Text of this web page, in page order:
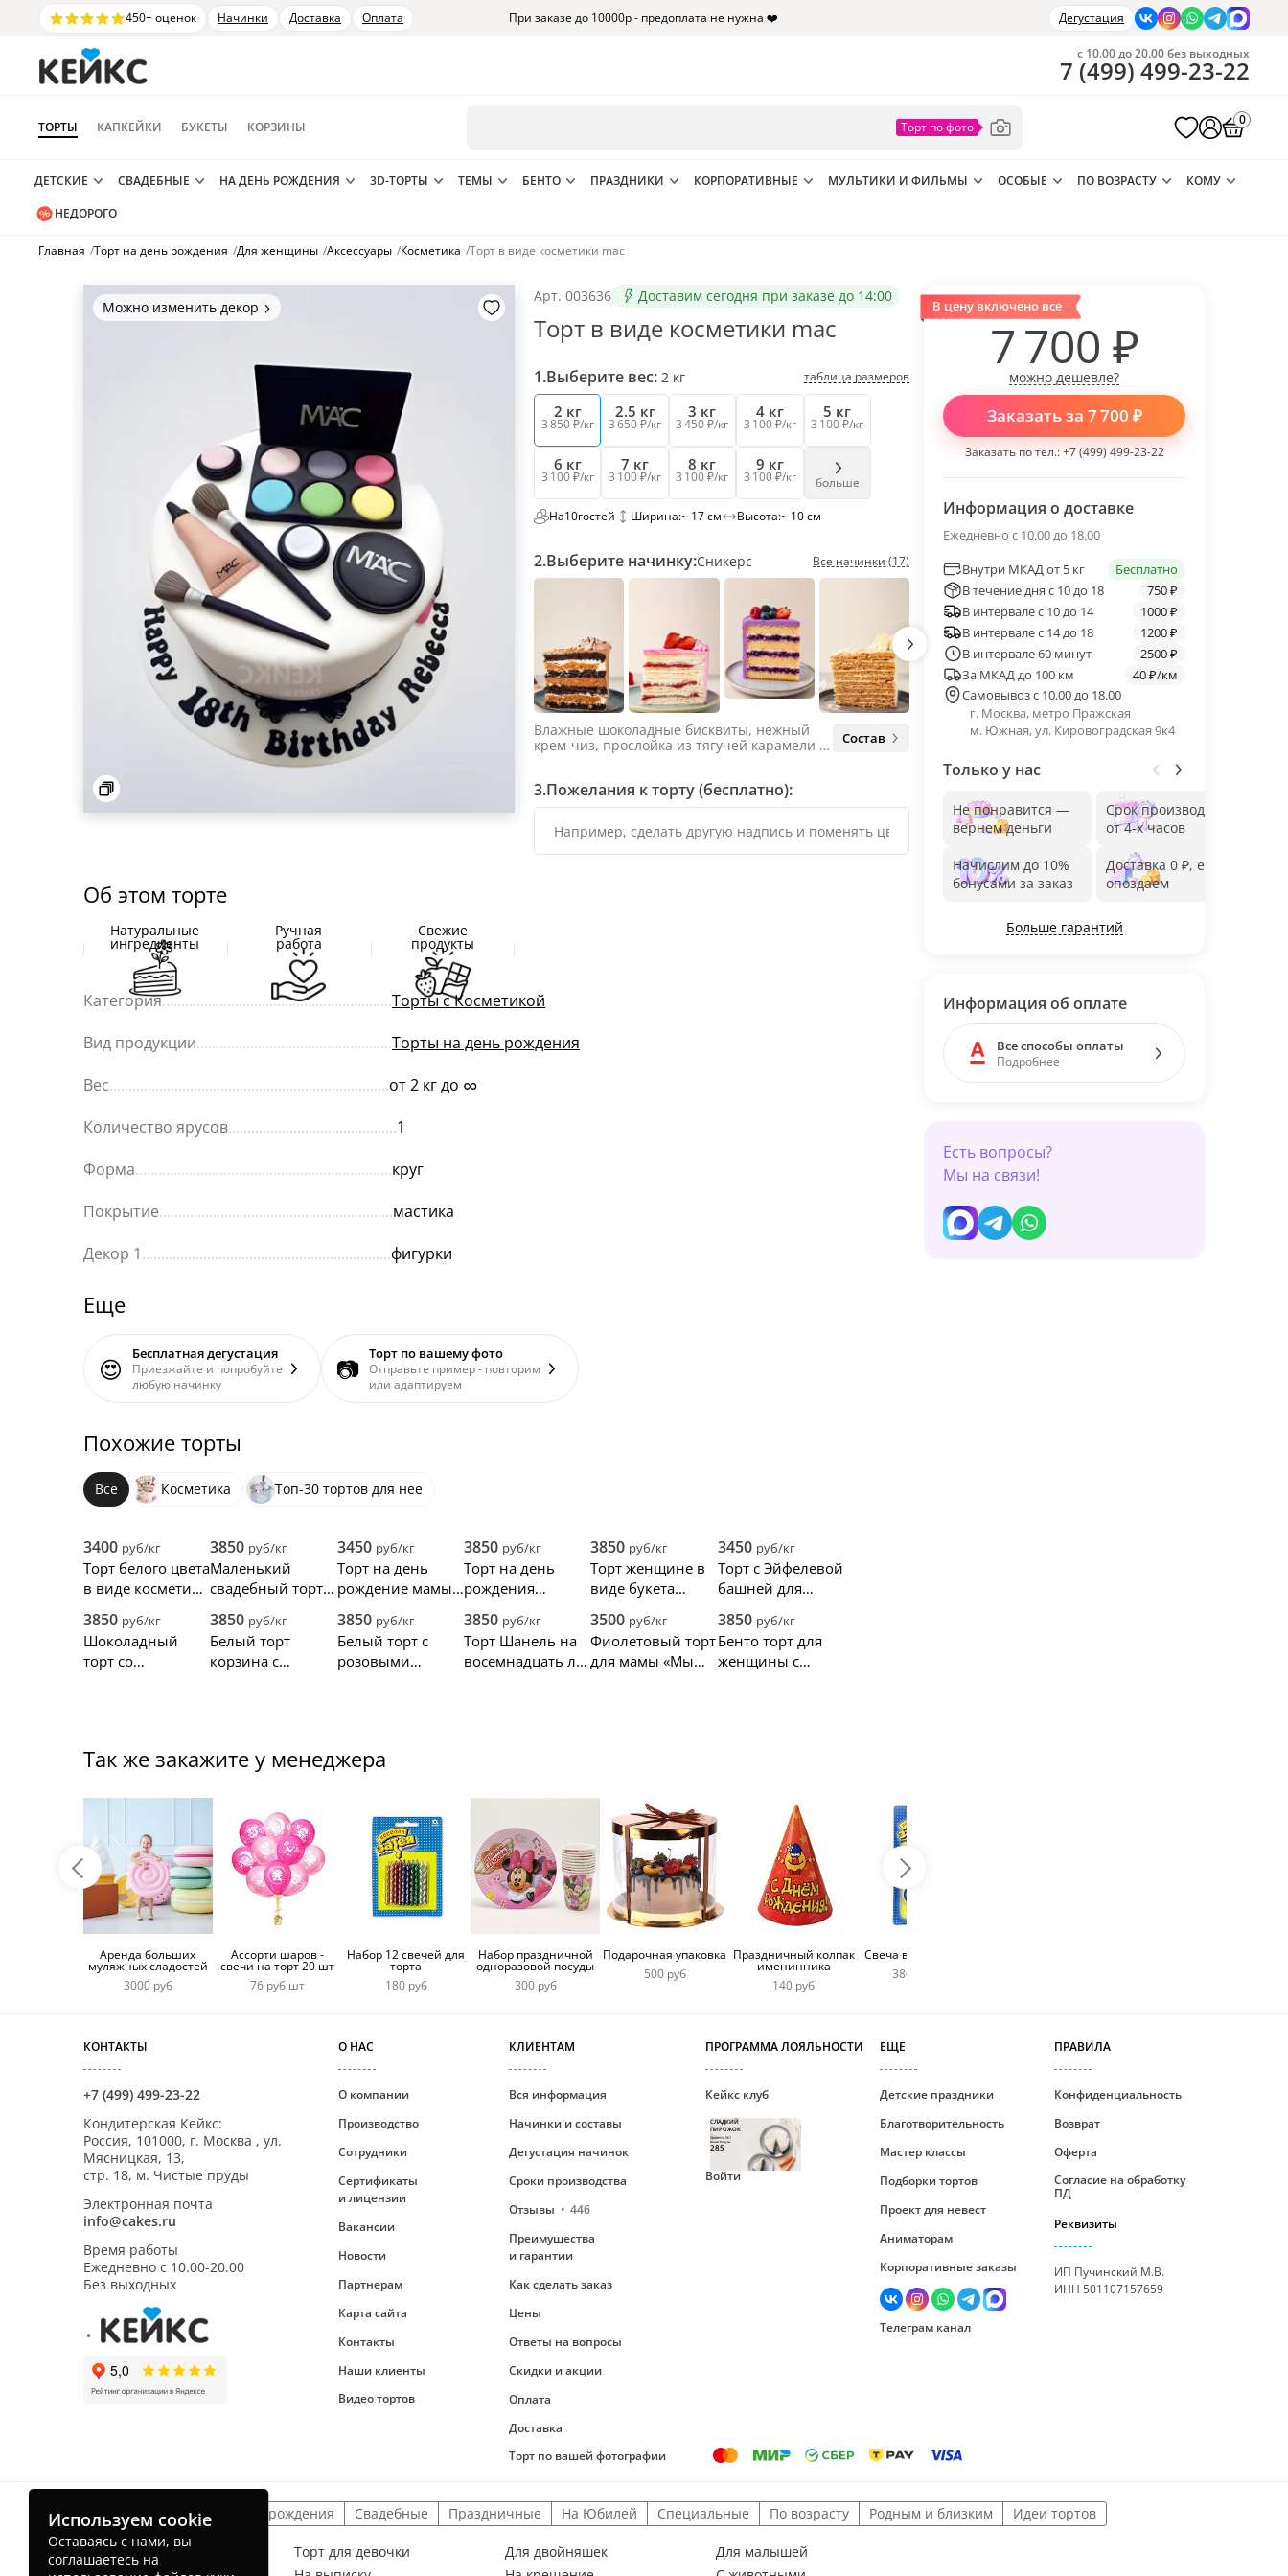
450+ оценок Начинки Доставка Оплата При заказе до 10000р - предоплата не нужна ❤️ Дегустация
ТОРТЫ КАПКЕЙКИ БУКЕТЫ КОРЗИНЫ
с 10.00 до 20.00 без выходных
7 (499) 499-23-22
0
ДЕТСКИЕ СВАДЕБНЫЕ НА ДЕНЬ РОЖДЕНИЯ 3D-ТОРТЫ ТЕМЫ БЕНТО ПРАЗДНИКИ КОРПОРАТИВНЫЕ МУЛЬТИКИ И ФИЛЬМЫ ОСОБЫЕ ПО ВОЗРАСТУ
КОМУ
НЕДОРОГО
Главная /Торт на день рождения /Для женщины /Аксессуары /Косметика /Торт в виде косметики mac
Можно изменить декор
Цвет покрытия, надписи,
Арт. 003636 Доставим сегодня при заказе до 14:00
Торт в виде косметики mac
1.Выберите вес: 2 кг таблица размеров
2 кг
3 850 ₽/кг
2.5 кг
3 650 ₽/кг
3 кг
3 450 ₽/кг
4 кг
3 100 ₽/кг
5 кг
3 100 ₽/кг
6 кг
3 100 ₽/кг
7 кг
3 100 ₽/кг
8 кг
3 100 ₽/кг
9 кг
3 100 ₽/кг больше
На10гостей Ширина:~ 17 см Высота:~ 10 см
2.Выберите начинку:Сникерс Все начинки (17)
Влажные шоколадные бисквиты, нежный
крем-чиз, прослойка из тягучей карамели и
карамели, не оставляя ни единого шанса
Состав
3.Пожелания к торту (бесплатно):
В цену включено все
7 700 ₽
можно дешевле?
Заказать за 7 700 ₽
Заказать по тел.:+7 (499) 499-23-22
Информация о доставке
Ежедневно с 10.00 до 18.00
Внутри МКАД от 5 кг
Бесплатно
В течение дня с 10 до 18
750 ₽
В интервале с 10 до 14
1000 ₽
В интервале с 14 до 18
1200 ₽
В интервале 60 минут
2500 ₽
За МКАД до 100 км
40 ₽/км
Самовывоз с 10.00 до 18.00
г. Москва, метро Пражская
м. Южная, ул. Кировоградская 9к4
Только у нас
Не понравится —
вернем деньги
Начислим до 10%
бонусами за заказ
Срок производства
от 4-х часов
Доставка 0 ₽, если
опоздаем
Больше гарантий
Информация об оплате
Все способы оплаты
Подробнее
Есть вопросы?
Мы на связи!
Об этом торте
Натуральные
ингредиенты
Ручная
работа
Свежие
продукты
Категория............................................................Торты с Косметикой
Вид продукции...................................................Торты на день рождения
Вес.........................................................................от 2 кг до ∞
Количество ярусов............................................1
Форма...................................................................круг
Покрытие.............................................................мастика
Декор 1.................................................................фигурки
Еще
😍 Бесплатная дегустация
Приезжайте и попробуйте
любую начинку
📷 Торт по вашему фото
Отправьте пример - повторим
или адаптируем
Похожие торты
Все Косметика Топ-30 тортов для нее
3400 руб/кг
Торт белого цвета
в виде косметики
3850 руб/кг
Маленький
свадебный торт с
и букетом цветов
3450 руб/кг
Торт на день
рождение мамы с
надписью
«Паспорт врёт
маме 18»
3850 руб/кг
Торт на день
рождения
косметикой
3850 руб/кг
Торт женщине в
виде букета
3450 руб/кг
Торт с Эйфелевой
башней для
3850 руб/кг
Шоколадный
торт со
3850 руб/кг
Белый торт
корзина с
3850 руб/кг
Белый торт с
розовыми
3850 руб/кг
Торт Шанель на
восемнадцать лет
3500 руб/кг
Фиолетовый торт
для мамы «Мы
3850 руб/кг
Бенто торт для
женщины с
Так же закажите у менеджера
Аренда больших
муляжных сладостей
3000 руб
Ассорти шаров -
свечи на торт 20 шт
76 руб шт
Набор 12 свечей для
торта
180 руб
Набор праздничной
одноразовой посуды
300 руб
Подарочная упаковка
500 руб
Праздничный колпак
именинника
140 руб
Свеча в виде цифры
380 руб шт
КОНТАКТЫ
+7 (499) 499-23-22
Кондитерская Кейкс:
Россия, 101000, г. Москва , ул.
Мясницкая, 13,
стр. 18, м. Чистые пруды
Электронная почта
info@cakes.ru
Время работы
Ежедневно с 10.00-20.00
Без выходных
О НАС
О компании
Производство
Сотрудники
Сертификаты
и лицензии
Вакансии
Новости
Партнерам
Карта сайта
Контакты
Наши клиенты
Видео тортов
КЛИЕНТАМ
Вся информация
Начинки и составы
Дегустация начинок
Сроки производства
Отзывы
446
Преимущества
и гарантии
Как сделать заказ
Цены
Ответы на вопросы
Скидки и акции
Оплата
Доставка
Торт по вашей фотографии
ПРОГРАММА ЛОЯЛЬНОСТИ
Кейкс клуб
СЛАДКИЙ
ПИРОЖОК
Уровень №1
Ваши бонусы
285
Войти
ЕЩЕ
Детские праздники
Благотворительность
Мастер классы
Подборки тортов
Проект для невест
Аниматорам
Корпоративные заказы
Телеграм канал
ПРАВИЛА
Конфиденциальность
Возврат
Оферта
Согласие на обработку
ПД
Реквизиты
ИП Пучинский М.В.
ИНН 501107157659
Детские торты На день рождения Свадебные Праздничные На Юбилей Специальные По возрасту Родным и близким Идеи тортов
Торт для мальчика Торт для девочки Для двойняшек
Для малышей
Используем cookie
Оставаясь с нами, вы
соглашаетесь на